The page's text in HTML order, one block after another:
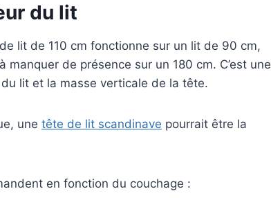
du lit
lit de 110 cm fonctionne sur un lit de 90 cm,
de présence sur un 180 cm. C’est une
lit et la masse verticale de la tête.
une tête de lit scandinave pourrait être la
en fonction du couchage :